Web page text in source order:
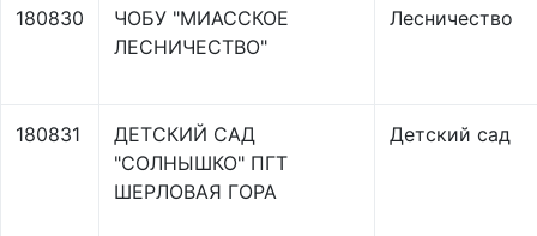
180830
ЧОБУ "МИАССКОЕ
ЛЕСНИЧЕСТВО"
Лесничество
180831
ДЕТСКИЙ САД
"СОЛНЫШКО" ПГТ
ШЕРЛОВАЯ ГОРА
Детский сад